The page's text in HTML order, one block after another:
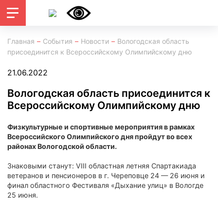
Главная События Новости
Вологодская область
присоединится к Всероссийскому Олимпийскому дню
21.06.2022
Вологодская область присоединится к
Всероссийскому Олимпийскому дню
Физкультурные и спортивные мероприятия в рамках
Всероссийского Олимпийского дня пройдут во всех
районах Вологодской области.
Знаковыми станут: VIII областная летняя Спартакиада
ветеранов и пенсионеров в г. Череповце 24 — 26 июня и
финал областного Фестиваля «Дыхание улиц» в Вологде
25 июня.